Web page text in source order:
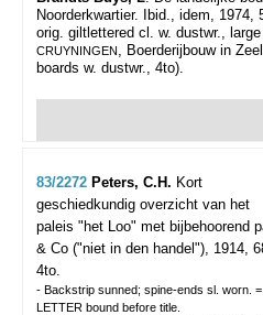
Noorderkwartier. Ibid., idem,
orig. giltlettered cl. w. dustwr.,
CRUYNINGEN, Boerderijbouw in
boards w. dustwr., 4to).
83/2272 Peters, C.H. Kort
geschiedkundig overzicht van het
paleis "het Loo" met bijbehoorend
& Co ("niet in den handel"), 1914,
4to.
- Backstrip sunned; spine-ends sl. worn.
LETTER bound before title.